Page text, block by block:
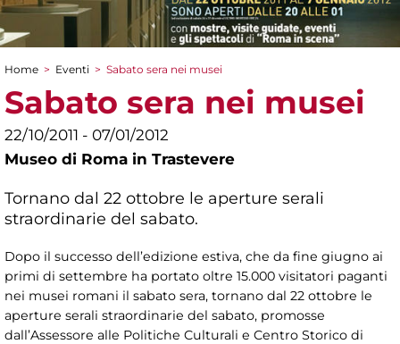
Tu sei qui
Home > Eventi > Sabato sera nei musei
Sabato sera nei musei
22/10/2011 - 07/01/2012
Museo di Roma in Trastevere
Tornano dal 22 ottobre le aperture serali
straordinarie del sabato.
Dopo il successo dell’edizione estiva, che da fine giugno ai
primi di settembre ha portato oltre 15.000 visitatori paganti
nei musei romani il sabato sera, tornano dal 22 ottobre le
aperture serali straordinarie del sabato, promosse
dall’Assessore alle Politiche Culturali e Centro Storico di